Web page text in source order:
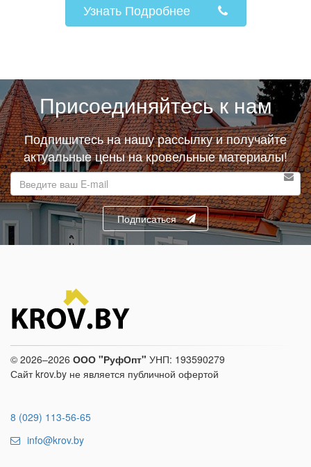
Узнать Подробнее
Присоединяйтесь к нам
Подпишитесь на нашу рассылку и получайте
актуальные цены на кровельные материалы!
mail
адрес
Подписаться
© 2026–2026 ООО "РуфОпт" УНП: 193590279
Сайт krov.by не является публичной офертой
8 (029) 113-56-65
info@krov.by